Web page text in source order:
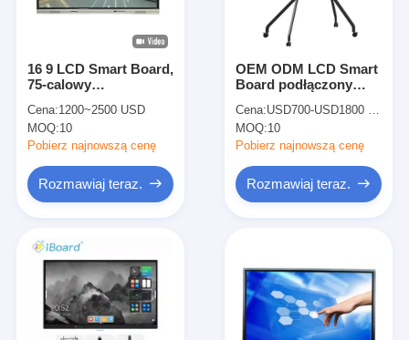
Pokaz VR
Wycieczka po fabryce
Kontrola jakości
Skontaktuj się z nami
Wszystkie przypadki
Blog
16 9 LCD Smart Board,
75-calowy
panel
Cena:1200~2500 USD
MOQ:10
Pobierz najnowszą cenę
Rozmawiaj teraz.
OEM ODM LCD Smart
Board podłączony
Cena:USD700-USD1800 per pieces
MOQ:10
Pobierz najnowszą cenę
Rozmawiaj teraz.